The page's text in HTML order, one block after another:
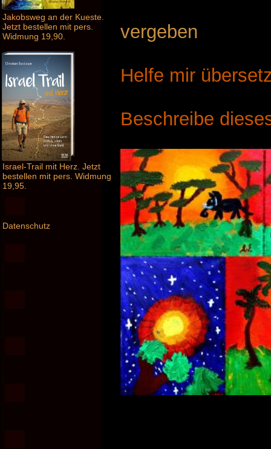
Jakobsweg an der Kueste.
Jetzt bestellen mit pers.
Widmung 19,90.
Israel-Trail mit Herz. Jetzt
bestellen mit pers. Widmung
19,95.
Datenschutz
vergeben
Helfe mir
Beschreibe